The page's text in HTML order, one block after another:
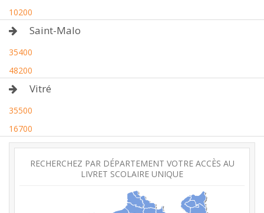
10200
Saint-Malo
35400
48200
Vitré
35500
16700
RECHERCHEZ PAR DÉPARTEMENT VOTRE ACCÈS AU
LIVRET SCOLAIRE UNIQUE